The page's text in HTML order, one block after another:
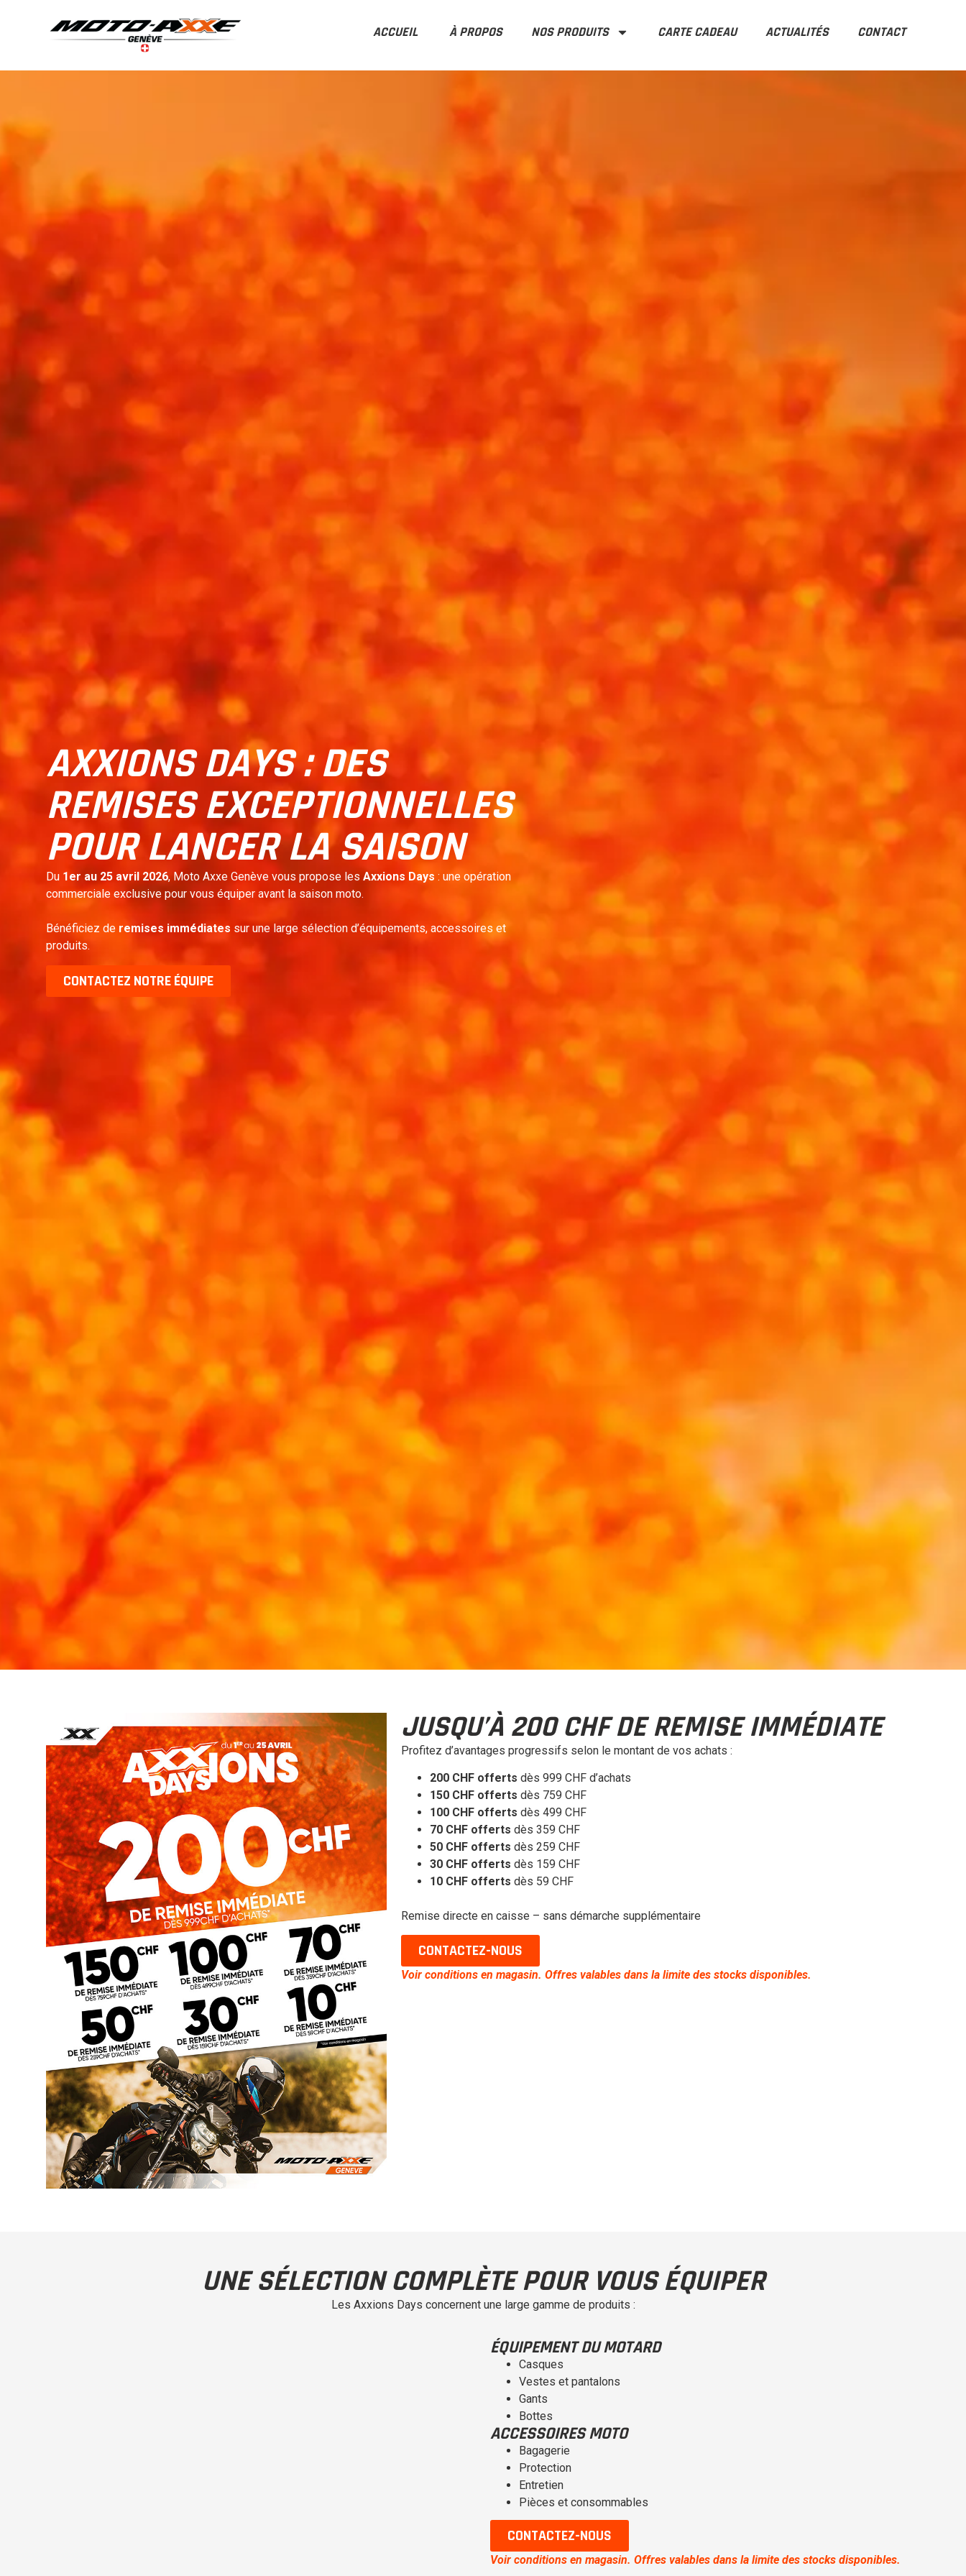
ACCUEIL À PROPOS NOS PRODUITS CARTE CADEAU ACTUALITÉS CONTACT
AXXIONS DAYS : DES
REMISES EXCEPTIONNELLES
POUR LANCER LA SAISON
Du 1er au 25 avril 2026, Moto Axxe Genève vous propose les Axxions Days : une opération
commerciale exclusive pour vous équiper avant la saison moto.
Bénéficiez de remises immédiates sur une large sélection d’équipements, accessoires et
produits.
CONTACTEZ NOTRE ÉQUIPE
JUSQU’À 200 CHF DE REMISE IMMÉDIATE
Profitez d’avantages progressifs selon le montant de vos achats :
200 CHF offerts dès 999 CHF d’achats
150 CHF offerts dès 759 CHF
100 CHF offerts dès 499 CHF
70 CHF offerts dès 359 CHF
50 CHF offerts dès 259 CHF
30 CHF offerts dès 159 CHF
10 CHF offerts dès 59 CHF
Remise directe en caisse – sans démarche supplémentaire
CONTACTEZ-NOUS
Voir conditions en magasin. Offres valables dans la limite des stocks disponibles.
UNE SÉLECTION COMPLÈTE POUR VOUS ÉQUIPER
Les Axxions Days concernent une large gamme de produits :
ÉQUIPEMENT DU MOTARD
Casques
Vestes et pantalons
Gants
Bottes
ACCESSOIRES MOTO
Bagagerie
Protection
Entretien
Pièces et consommables
CONTACTEZ-NOUS
Voir conditions en magasin. Offres valables dans la limite des stocks disponibles.